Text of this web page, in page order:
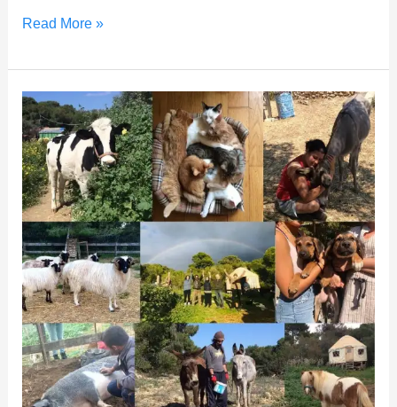
Read More »
Giving
Back
Monthly
Ιούλιος
2021
–
Vrouva
Farm